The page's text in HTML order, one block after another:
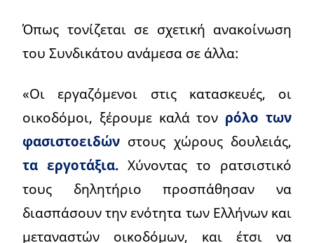
Όπως τονίζεται σε σχετική ανακοίνωση
του Συνδικάτου ανάμεσα σε άλλα:
«Οι εργαζόμενοι στις κατασκευές, οι
οικοδόμοι, ξέρουμε καλά τον ρόλο των
φασιστοειδών στους χώρους δουλειάς,
τα εργοτάξια. Χύνοντας το ρατσιστικό
τους δηλητήριο προσπάθησαν να
διασπάσουν την ενότητα των Ελλήνων και
μεταναστών οικοδόμων, και έτσι να